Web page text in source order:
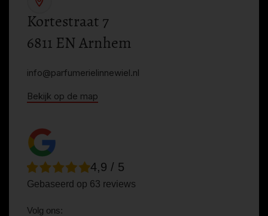
Kortestraat 7
6811 EN Arnhem
info@parfumerielinnewiel.nl
Bekijk op de map
4,9 / 5
Gebaseerd op 63 reviews
Volg ons: